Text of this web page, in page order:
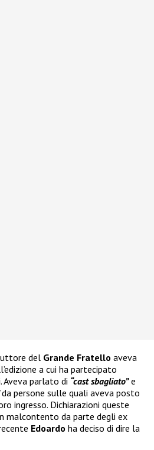
del Grande Fratello aveva
a cui ha partecipato
. Aveva parlato di “cast sbagliato”e
da persone sulle quali aveva posto
ingresso. Dichiarazioni queste
malcontento da parte degli ex
Edoardo ha deciso di dire la